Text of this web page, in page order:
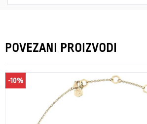
POVEZANI PROIZVODI
-10%